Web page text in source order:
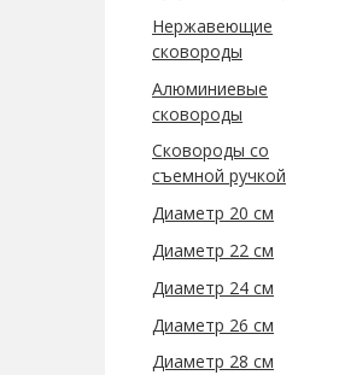
Нержавеющие
сковороды
Алюминиевые
сковороды
Сковороды со
съемной ручкой
Диаметр 20 см
Диаметр 22 см
Диаметр 24 см
Диаметр 26 см
Диаметр 28 см